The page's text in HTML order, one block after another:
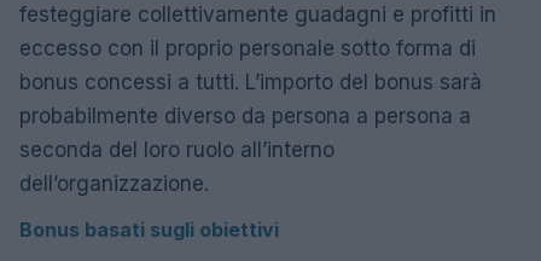
festeggiare collettivamente guadagni e profitti in
eccesso con il proprio personale sotto forma di
bonus concessi a tutti. L’importo del bonus sarà
probabilmente diverso da persona a persona a
seconda del loro ruolo all’interno
dell’organizzazione.
Bonus basati sugli obiettivi